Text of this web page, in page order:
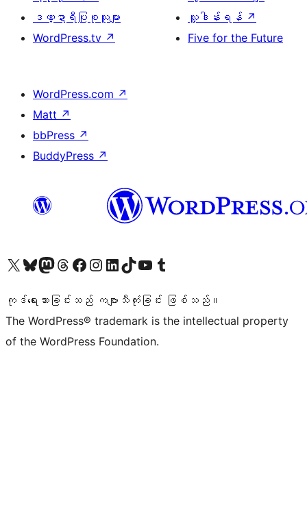
ဒဏ္ဍာရီပြုစုသူများ
WordPress.tv ↗
လှူဒါန်းရန် ↗
Five for the Future
WordPress.com ↗
Matt ↗
bbPress ↗
BuddyPress ↗
ကျွန်ုပ်တို့၏ X (ယခင် Twitter) အကောင့်သို့ သွားရောက်ကြည့်ရှုပါကျွန်ုပ်တို့၏ Bluesky အကောင့်သို့ ဝင်ရောက်ကြည့်ရှုရန်
ကျွန်ုပ်တို့၏ Mastodon အကောင့်သို့ သွားရောက်ကြည့်ရှုပါကျွန်ုပ်တို့၏ Threads အကောင့်သို့ ဝင်ရောက်ကြည့်ရှုရန်
ကျွန်ုပ်တို့၏ Facebook စာမျက်နှာသို့ သွားရောက်ကြည့်ရှုပါကျွန်ုပ်တို့၏ Instagram အကောင့်သို့ သွားရောက်ကြည့်ရှုပါ ကျွန်ုပ်တို့၏ LinkedIn အကောင့်သို့ သွားရောက်ကြည့်ရှုပါကျွန်ုပ်တို့၏ TikTok အကောင့်သို့ ဝင်ရောက်ကြည့်ရှုရန်
ကျွန်ုပ်တို့၏ YouTube ချန်နယ်သို့ သွားရောက်ကြည့်ရှုပါ ကျွန်ုပ်တို့၏ Tumblr အကောင့်သို့ ဝင်ရောက်ကြည့်ရှုရန်
ကုဒ်ရေးသားခြင်းသည် ကဗျာသီကုံးခြင်း ဖြစ်သည်။
The WordPress® trademark is the intellectual property
of the WordPress Foundation.